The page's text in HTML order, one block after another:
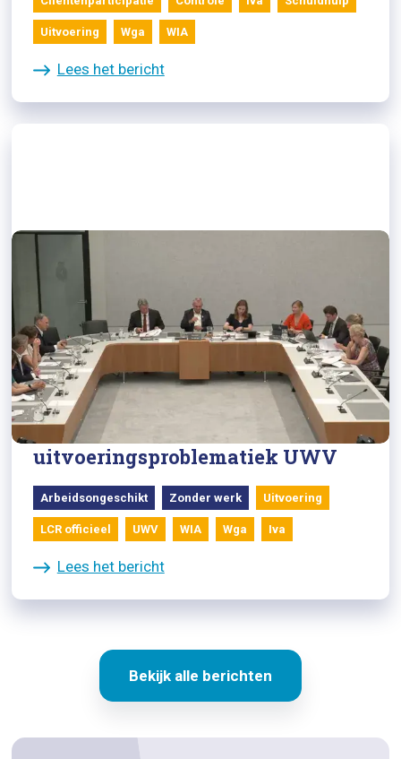
Uitvoering Wga WIA
Lees het bericht
24/06/2026
Position paper LCR
Rondetafelgesprek
uitvoeringsproblematiek UWV
Arbeidsongeschikt Zonder werk Uitvoering
LCR officieel UWV WIA Wga Iva
Lees het bericht
Bekijk alle berichten